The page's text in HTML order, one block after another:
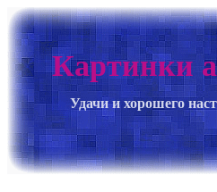
Картинки
Удачи и хорошего